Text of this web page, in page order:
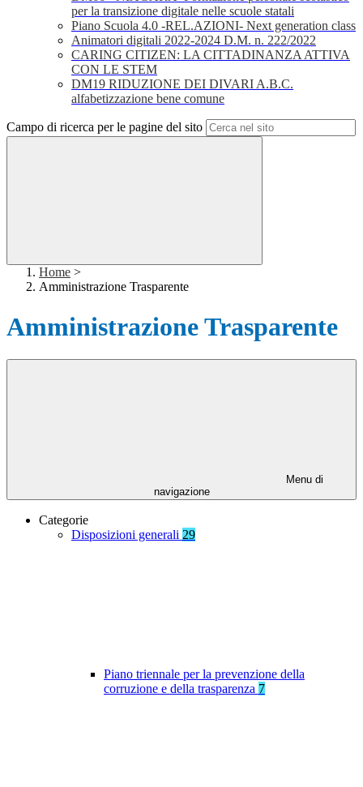
per la transizione digitale nelle scuole statali
Piano Scuola 4.0 -REL.AZIONI- Next generation class
Animatori digitali 2022-2024 D.M. n. 222/2022
CARING CITIZEN: LA CITTADINANZA ATTIVA
CON LE STEM
DM19 RIDUZIONE DEI DIVARI A.B.C.
alfabetizzazione bene comune
Campo di ricerca per le pagine del sito
Home >
Amministrazione Trasparente
Amministrazione Trasparente
Menu di
navigazione
Categorie
Disposizioni generali 29
Piano triennale per la prevenzione della
corruzione e della trasparenza 7